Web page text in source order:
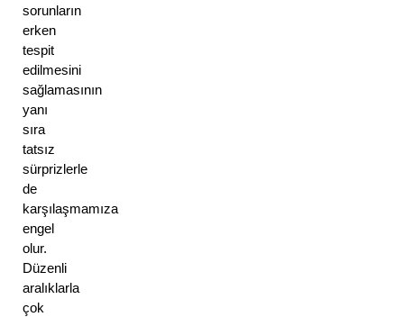
sorunların
erken
tespit
edilmesini
sağlamasının
yanı
sıra
tatsız
sürprizlerle
de
karşılaşmamıza
engel
olur.
Düzenli
aralıklarla
çok